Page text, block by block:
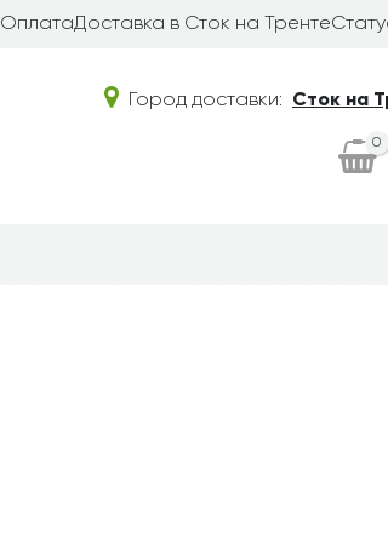
ОплатаДоставка в Сток на Тренте
Город доставки: Сток на
0